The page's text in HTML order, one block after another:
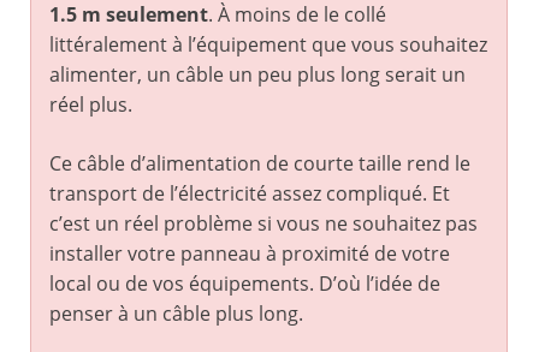
1.5 m seulement. À moins de le collé
littéralement à l’équipement que vous souhaitez
alimenter, un câble un peu plus long serait un
réel plus.
Ce câble d’alimentation de courte taille rend le
transport de l’électricité assez compliqué. Et
c’est un réel problème si vous ne souhaitez pas
installer votre panneau à proximité de votre
local ou de vos équipements. D’où l’idée de
penser à un câble plus long.